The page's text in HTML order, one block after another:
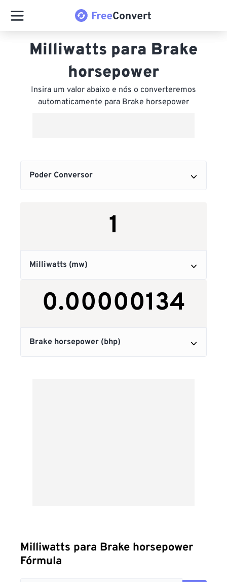
Milliwatts para Brake
horsepower
Insira um valor abaixo e nós o converteremos
automaticamente para Brake horsepower
Milliwatts para Brake horsepower
Fórmula